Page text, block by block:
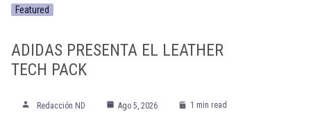
Featured
ADIDAS PRESENTA EL LEATHER
TECH PACK
Redacción ND Ago 5, 2026 1 min read